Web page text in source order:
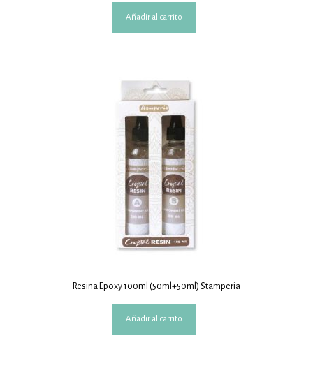
Añadir al carrito
Resina Epoxy 100ml (50ml+50ml) Stamperia
Añadir al carrito